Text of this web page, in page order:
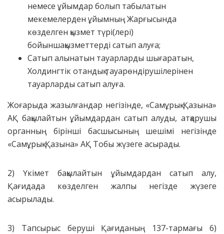
немесе ұйымдар болып табылатын
мекемелерден ұйымның Жарғысында
көзделген қызмет түрі(лері)
бойыншақызметтерді сатып алуға;
Сатып алынатын тауарларды шығаратын,
Холдингтік отандық тауарөндірушілерінен
тауарларды сатып алуға.
Жоғарыда жазылғандар негізінде, «Самұрық-Қазына»
АҚ бақылайтын ұйымдардан сатып алуды, атқарушы
органның бірінші басшысының шешімі негізінде
«Самұрық-Қазына» АҚ Тобы жүзеге асырады.
2) Үкімет бақылайтын ұйымдардан сатып алу,
Қағидада көзделген жалпы негізде жүзеге
асырылады.
3) Тапсырыс беруші Қағиданың 137-тармағы 6)